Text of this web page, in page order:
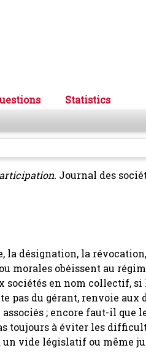
Statistics
Journal des
désignation, la
morales obéissent au
en nom collectif,
pas du gérant, renvoie aux
; encore faut-il que
toujours à éviter les
un vide législatif ou même